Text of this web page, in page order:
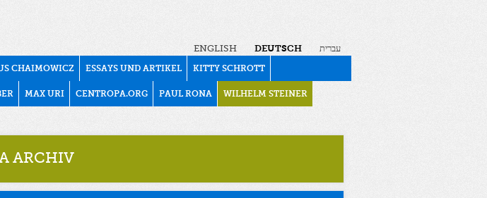
ENGLISH DEUTSCH עברית
CHAIMOWICZ ESSAYS UND ARTIKEL KITTY SCHROTT
MAX URI CENTROPA.ORG PAUL RONA WILHELM STEINER
ARCHIV